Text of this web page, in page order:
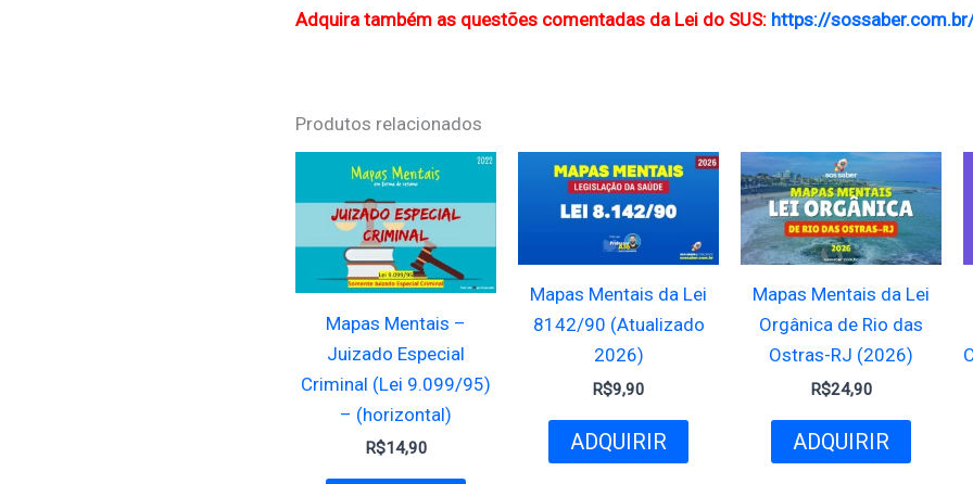
Adquira também as questões comentadas da Lei do SUS: https://
Produtos relacionados
Mapas Mentais –
Juizado Especial
Criminal (Lei 9.099/95)
– (horizontal)
R$14,90
Mapas Mentais da Lei
8142/90 (Atualizado
2026)
R$9,90
ADQUIRIR
Mapas Mentais da Lei
Orgânica de Rio das
Ostras-RJ (2026)
R$24,90
ADQUIRIR